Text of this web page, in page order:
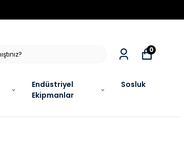
Endüstriyel
Ekipmanlar
Sosluk
0